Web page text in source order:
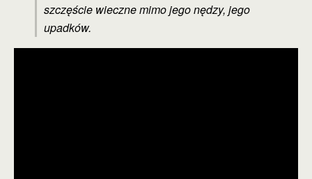
szczęście wieczne mimo jego nędzy, jego
upadków.